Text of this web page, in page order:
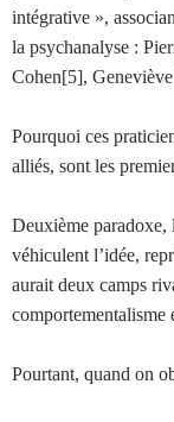
intégrative »,
la psychanalyse :
Cohen[5],
Pourquoi ces
alliés, sont les
Deuxième paradoxe,
véhiculent l’idée,
aurait deux camps
comportementalisme
Pourtant, quand on